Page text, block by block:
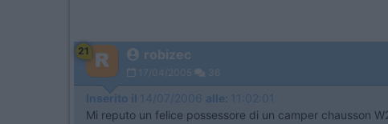
21 robizec
17/04/2005 36
Inserito il 14/07/2006 alle: 11:02:01
Mi reputo un felice possessore di un camper chausson